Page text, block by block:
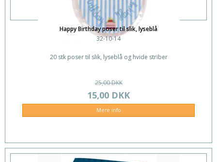
Happy Birthday poser til slik, lyseblå
32-10-14
20 stk poser til slik, lyseblå og hvide striber
25,00 DKK
15,00 DKK
Mere info